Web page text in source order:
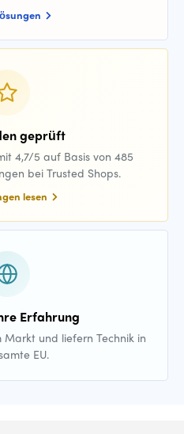
geprüft
4,7/5 auf Basis von 485
bei Trusted Shops.
lesen
Erfahrung
und liefern Technik in
EU.